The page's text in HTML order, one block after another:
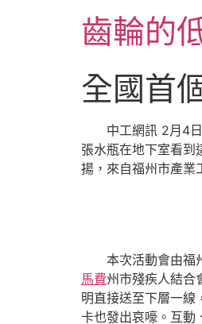
齒輪的
全國首
中工網訊 2月4
張水瓶在地下室看到
揚，來自福州市產業
本次活動會由福
馬費州市殘疾人結合
明直接送至下層一線
卡也發出哀嚎。互動